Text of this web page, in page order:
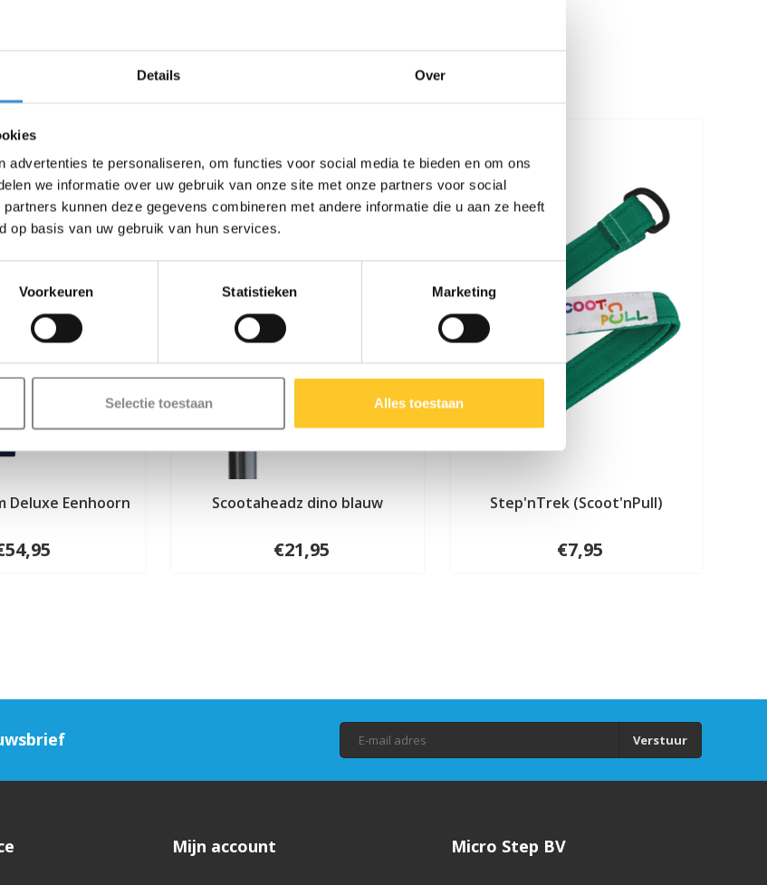
Details Over
advertenties te personaliseren, om functies voor social media te bieden en om ons
we informatie over uw gebruik van onze site met onze partners voor social
kunnen deze gegevens combineren met andere informatie die u aan ze heeft
op basis van uw gebruik van hun services.
Voorkeuren Statistieken Marketing
Selectie toestaan Alles toestaan
Deluxe Eenhoorn Scootaheadz dino blauw
€21,95
Step'nTrek (Scoot'nPull)
€7,95
Verstuur
Mijn account Micro Step BV